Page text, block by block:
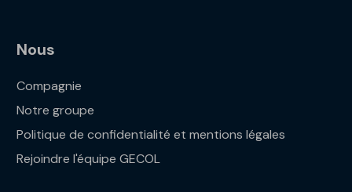
Nous
Compagnie
Notre groupe
Politique de confidentialité et mentions légales
Rejoindre l'équipe GECOL